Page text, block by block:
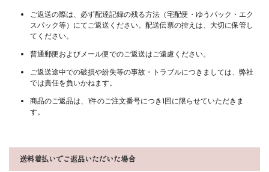
ご返送の際は、必ず配達記録の残る方法（宅配便・ゆうパック・エク
スパック等）にてご返送ください。配送伝票の控えは、大切に保管し
てください。
普通郵便およびメール便でのご返送はご遠慮ください。
ご返送途中での破損や紛失等の事故・トラブルにつきましては、弊社
では責任を負いかねます。
商品のご返品は、1件のご注文番号につき1回に限らせていただきま
す。
送料着払いでご返品いただいた場合